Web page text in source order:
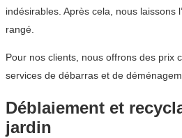
indésirables. Après cela, nous laissons
rangé.
Pour nos clients, nous offrons des prix
services de débarras et de
Déblaiement et
jardin